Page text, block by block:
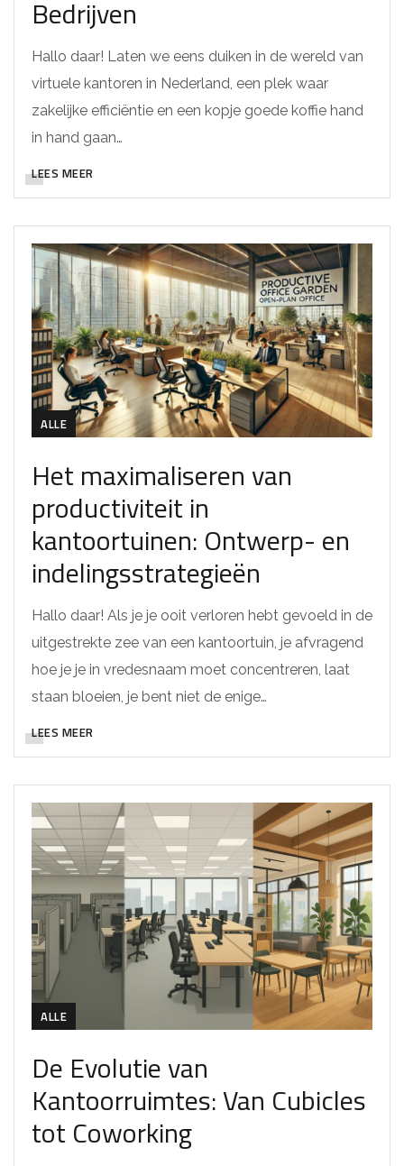
Bedrijven
Hallo daar! Laten we eens duiken in de wereld van
virtuele kantoren in Nederland, een plek waar
zakelijke efficiëntie en een kopje goede koffie hand
in hand gaan…
LEES MEER
ALLE
Het maximaliseren van
productiviteit in
kantoortuinen: Ontwerp- en
indelingsstrategieën
Hallo daar! Als je je ooit verloren hebt gevoeld in de
uitgestrekte zee van een kantoortuin, je afvragend
hoe je je in vredesnaam moet concentreren, laat
staan bloeien, je bent niet de enige…
LEES MEER
ALLE
De Evolutie van
Kantoorruimtes: Van Cubicles
tot Coworking